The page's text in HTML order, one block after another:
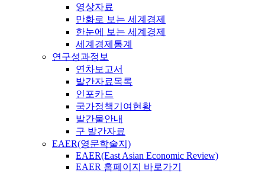
영상자료
만화로 보는 세계경제
한눈에 보는 세계경제
세계경제통계
연구성과정보
연차보고서
발간자료목록
인포카드
국가정책기여현황
발간물안내
구 발간자료
EAER(영문학술지)
EAER(East Asian Economic Review)
EAER 홈페이지 바로가기